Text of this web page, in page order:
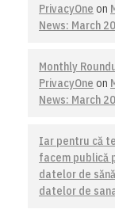
PrivacyOne on
News: March
Monthly
PrivacyOne on
News: March
Iar pentru că
facem publică
datelor de
datelor de